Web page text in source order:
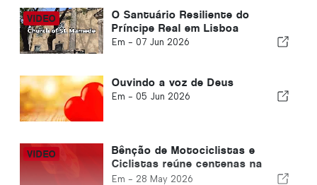
O Santuário Resiliente do
Príncipe Real em Lisboa
Em - 07 Jun 2026
Ouvindo a voz de Deus
Em - 05 Jun 2026
Bênção de Motociclistas e
Ciclistas reúne centenas na
Igreja da Penina
Em - 28 May 2026